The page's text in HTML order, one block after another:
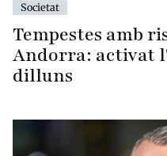
Societat
Tempestes amb
Andorra: activat
dilluns